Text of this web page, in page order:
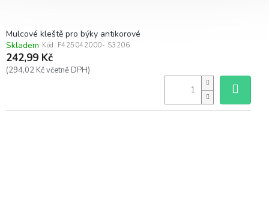
Mulcové kleště pro býky antikorové
Skladem Kód: F425042000- S3206
242,99 Kč
(294,02 Kč včetně DPH)